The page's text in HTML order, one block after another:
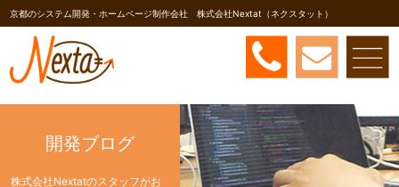
京都のシステム開発・ホームページ制作会社 株式会社Nextat（ネクスタット）
開発ブログ
株式会社Nextatのスタッフがお